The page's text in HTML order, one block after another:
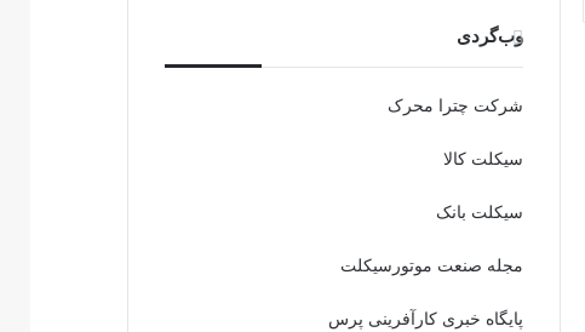
وب‌گردی
شرکت چترا محرک
سیکلت کالا
سیکلت بانک
مجله صنعت موتورسیکلت
پایگاه خبری کارآفرینی پرس